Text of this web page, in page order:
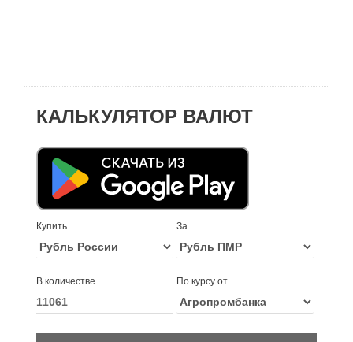
КАЛЬКУЛЯТОР ВАЛЮТ
Купить За
В количестве По курсу от